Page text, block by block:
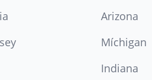
Arizona
Míchigan
Indiana